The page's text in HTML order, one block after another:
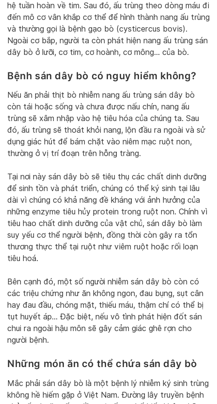
hệ tuần hoàn về tim. Sau đó, ấu trùng theo dòng máu đi
đến mô cơ vân khắp cơ thể để hình thành nang ấu trùng
và thường gọi là bệnh gạo bò (cysticercus bovis).
Ngoài cơ bắp, người ta còn phát hiện nang ấu trùng sán
dây bò ở lưỡi, cơ tim, cơ hoành, cơ mông… của bò.
Bệnh sán dây bò có nguy hiểm không?
Nếu ăn phải thịt bò nhiễm nang ấu trùng sán dây bò
còn tái hoặc sống và chưa được nấu chín, nang ấu
trùng sẽ xâm nhập vào hệ tiêu hóa của chúng ta. Sau
đó, ấu trùng sẽ thoát khỏi nang, lộn đầu ra ngoài và sử
dụng giác hút để bám chặt vào niêm mạc ruột non,
thường ở vị trí đoạn trên hỗng tràng.
Tại nơi này sán dây bò sẽ tiêu thụ các chất dinh dưỡng
để sinh tồn và phát triển, chúng có thể ký sinh tại lâu
dài vì chúng có khả năng đề kháng với ảnh hưởng của
những enzyme tiêu hủy protein trong ruột non. Chính vì
tiêu hao chất dinh dưỡng của vật chủ, sán dây bò làm
suy yếu cơ thể người bệnh, đồng thời còn gây ra tổn
thương thực thể tại ruột như viêm ruột hoặc rối loạn
tiêu hoá.
Bên cạnh đó, một số người nhiễm sán dây bò còn có
các triệu chứng như ăn không ngon, đau bụng, sụt cân
hay đau đầu, chóng mặt, thiếu máu, thậm chí có thể bị
tụt huyết áp… Đặc biệt, nếu vô tình phát hiện đốt sán
chui ra ngoài hậu môn sẽ gây cảm giác ghê rợn cho
người bệnh.
Những món ăn có thể chứa sán dây bò
Mắc phải sán dây bò là một bệnh lý nhiễm ký sinh trùng
không hề hiếm gặp ở Việt Nam. Đường lây truyền bệnh